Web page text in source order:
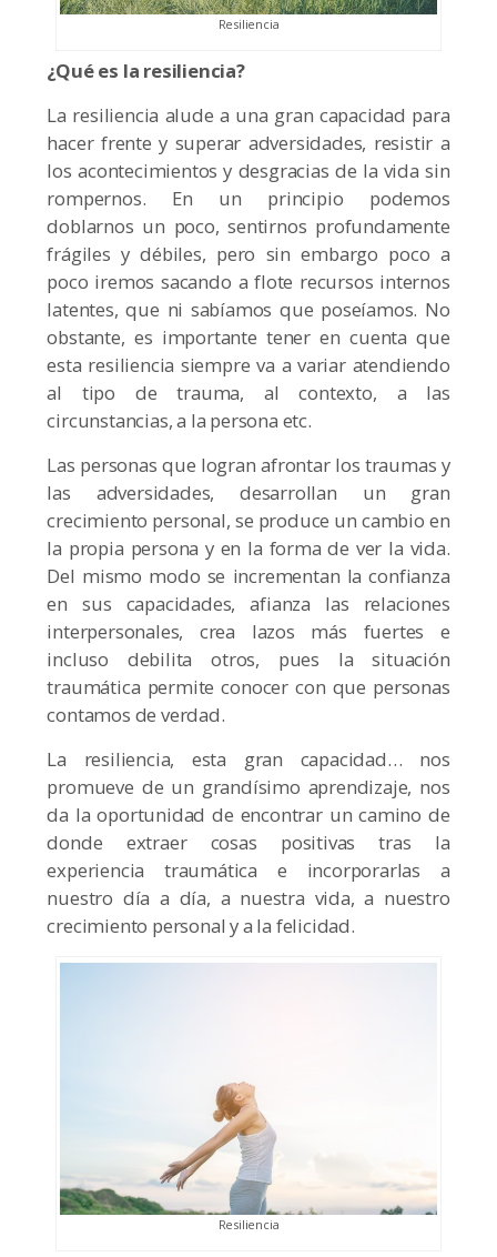
Resiliencia
¿Qué es la resiliencia?
La resiliencia alude a una gran capacidad para
hacer frente y superar adversidades, resistir a
los acontecimientos y desgracias de la vida sin
rompernos. En un principio podemos
doblarnos un poco, sentirnos profundamente
frágiles y débiles, pero sin embargo poco a
poco iremos sacando a flote recursos internos
latentes, que ni sabíamos que poseíamos. No
obstante, es importante tener en cuenta que
esta resiliencia siempre va a variar atendiendo
al tipo de trauma, al contexto, a las
circunstancias, a la persona etc.
Las personas que logran afrontar los traumas y
las adversidades, desarrollan un gran
crecimiento personal, se produce un cambio en
la propia persona y en la forma de ver la vida.
Del mismo modo se incrementan la confianza
en sus capacidades, afianza las relaciones
interpersonales, crea lazos más fuertes e
incluso debilita otros, pues la situación
traumática permite conocer con que personas
contamos de verdad.
La resiliencia, esta gran capacidad… nos
promueve de un grandísimo aprendizaje, nos
da la oportunidad de encontrar un camino de
donde extraer cosas positivas tras la
experiencia traumática e incorporarlas a
nuestro día a día, a nuestra vida, a nuestro
crecimiento personal y a la felicidad.
Resiliencia